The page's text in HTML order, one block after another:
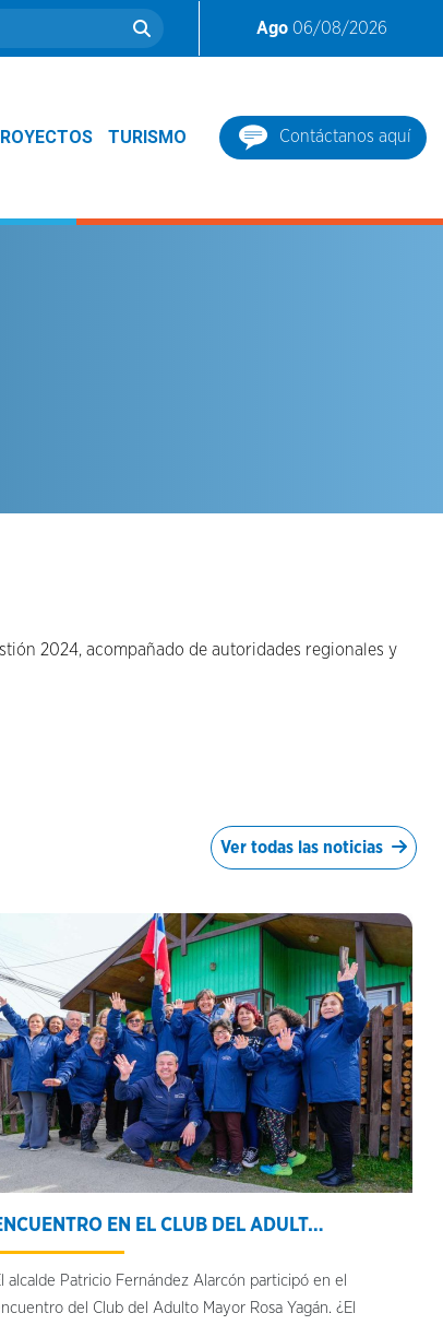
Ago 06/08/2026
TURISMO Contáctanos aquí
2024, acompañado de autoridades regionales y
Ver todas las noticias
EN EL CLUB DEL ADULT…
alcalde Patricio Fernández Alarcón participó en el
del Club del Adulto Mayor Rosa Yagán. ¿El